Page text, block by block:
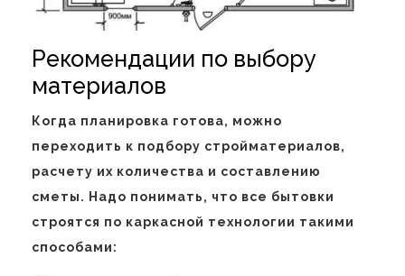
Рекомендации по выбору
материалов
Когда планировка готова, можно
переходить к подбору стройматериалов,
расчету их количества и составлению
сметы. Надо понимать, что все бытовки
строятся по каркасной технологии такими
способами: